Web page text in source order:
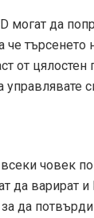
могат да
че търсенето
от
човек
да варират
да